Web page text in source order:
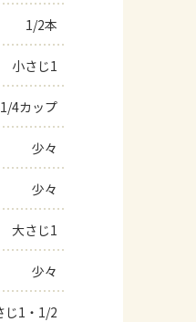
1/2本
小さじ1
1/4カップ
少々
少々
大さじ1
少々
じ1・1/2